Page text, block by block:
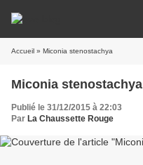
Accueil » Miconia stenostachya
Miconia stenostachya
Publié le 31/12/2015 à 22:03
Par La Chaussette Rouge